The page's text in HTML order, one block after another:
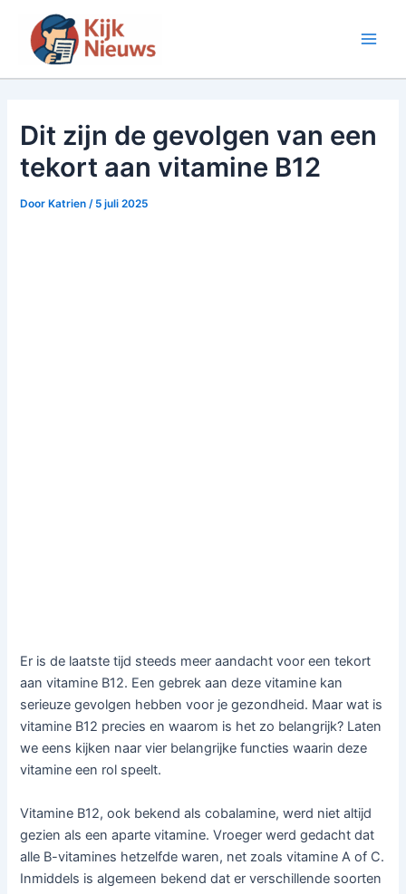
inhoud
Dit zijn de gevolgen van een
tekort aan vitamine B12
Door Katrien/ 5 juli 2025
Er is de laatste tijd steeds meer aandacht voor een tekort
aan vitamine B12. Een gebrek aan deze vitamine kan
serieuze gevolgen hebben voor je gezondheid. Maar wat is
vitamine B12 precies en waarom is het zo belangrijk? Laten
we eens kijken naar vier belangrijke functies waarin deze
vitamine een rol speelt.
Vitamine B12, ook bekend als cobalamine, werd niet altijd
gezien als een aparte vitamine. Vroeger werd gedacht dat
alle B-vitamines hetzelfde waren, net zoals vitamine A of C.
Inmiddels is algemeen bekend dat er verschillende soorten